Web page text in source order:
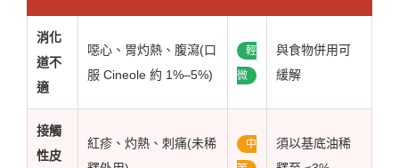
消化
道不
適
噁心、胃灼熱、腹瀉(口
服 Cineole 約 1%–5%)
輕
微
與食物併用可
緩解
接觸
性皮
紅疹、灼熱、刺痛(未稀
中
須以基底油稀